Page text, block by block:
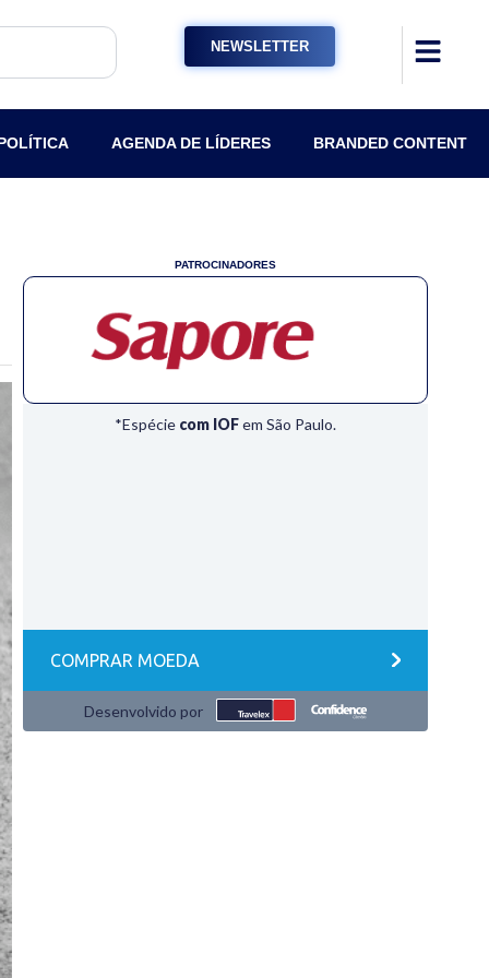
NEWSLETTER
AGENDA DE LÍDERES BRANDED CONTENT
PATROCINADORES